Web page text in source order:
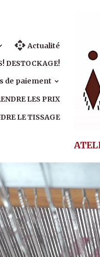
Actualité
DESTOCKAGE!
de paiement
LES PRIX
LE TISSAGE